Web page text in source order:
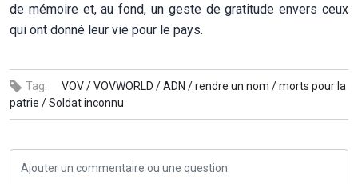
de mémoire et, au fond, un geste de gratitude envers ceux
qui ont donné leur vie pour le pays.
Tag: VOV /VOVWORLD /ADN /rendre un nom /morts pour la
patrie /Soldat inconnu